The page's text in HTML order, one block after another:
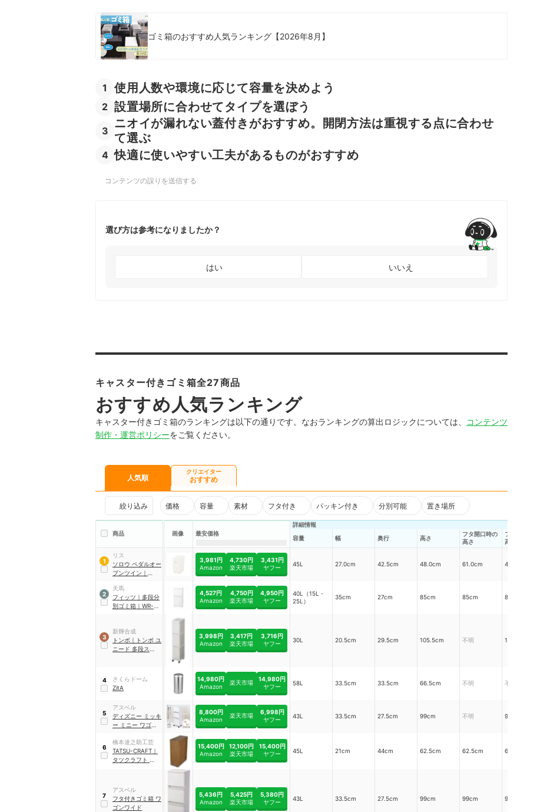
ゴミ箱のおすすめ人気ランキング【2026年8月】
1 使用人数や環境に応じて容量を決めよう
2 設置場所に合わせてタイプを選ぼう
3
ニオイが漏れない蓋付きがおすすめ。開閉方法は重視する点に合わせ
て選ぶ
4 快適に使いやすい工夫があるものがおすすめ
コンテンツの誤りを送信する
選び方は参考になりましたか？
はい いいえ
キャスター付きゴミ箱全27商品
おすすめ人気ランキング
キャスター付きゴミ箱のランキングは以下の通りです。なおランキングの算出ロジックについては、
コンテンツ
制作・運営ポリシーをご覧ください。
人気順
クリエイター
おすすめ
絞り込み 価格 容量 素材 フタ付き パッキン付き 分別可能 置き場所
商品 画像 最安価格
詳細情報
容量
幅 奥行 高さ
フタ開口時の
高さ
フタ閉口時の
高さ
1
リス
ソロウ ペダルオー
プンツイン ｜
3,981円
Amazon
4,730円
楽天市場
3,431円
ヤフー
45L 27.0cm 42.5cm 48.0cm 61.0cm 48cm
2
天馬
フィッツ ｜ 多段分
別ゴミ箱 ｜ WR-
4,527円
Amazon
4,750円
楽天市場
4,950円
ヤフー
40L（15L・
25L）
35cm 27cm 85cm 85cm 85cm
3
新輝合成
トンボ ｜ トンボ ユ
ニード 多段スリム
3,998円
Amazon
3,417円
楽天市場
3,716円
ヤフー
30L 20.5cm 29.5cm 105.5cm 不明 105.5cm
4
さくらドーム
ZitA
14,980円
Amazon
楽天市場
14,980円
ヤフー
58L 33.5cm 33.5cm 66.5cm 不明 不明
5
アスベル
ディズニー ミッキ
ー ミニー ワゴン
縦型 蓋付き
8,800円
Amazon
楽天市場
6,998円
ヤフー
43L 33.5cm 27.5cm 99cm 不明 99cm
6
橋本達之助工芸
TATSU-CRAFT ｜
タツクラフト バス
15,400円
Amazon
12,100円
楽天市場
15,400円
ヤフー
45L 21cm 44cm 62.5cm 62.5cm 62.5cm
7
アスベル
フタ付きゴミ箱 ワ
ゴンワイド
5,436円
Amazon
5,425円
楽天市場
5,380円
ヤフー
43L 33.5cm 27.5cm 99cm 99cm 99cm